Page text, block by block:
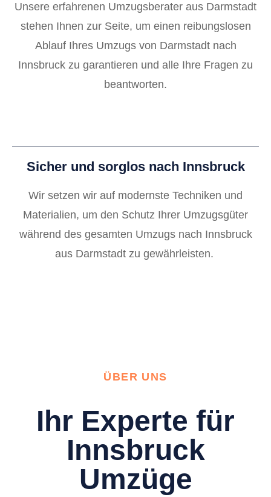
Unsere erfahrenen Umzugsberater aus Darmstadt
stehen Ihnen zur Seite, um einen reibungslosen
Ablauf Ihres Umzugs von Darmstadt nach
Innsbruck zu garantieren und alle Ihre Fragen zu
beantworten.
Sicher und sorglos nach Innsbruck
Wir setzen wir auf modernste Techniken und
Materialien, um den Schutz Ihrer Umzugsgüter
während des gesamten Umzugs nach Innsbruck
aus Darmstadt zu gewährleisten.
ÜBER UNS
Ihr Experte für
Innsbruck
Umzüge